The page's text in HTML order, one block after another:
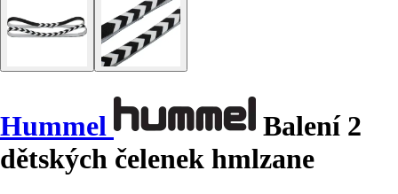
Hummel
Balení 2
dětských čelenek hmlzane